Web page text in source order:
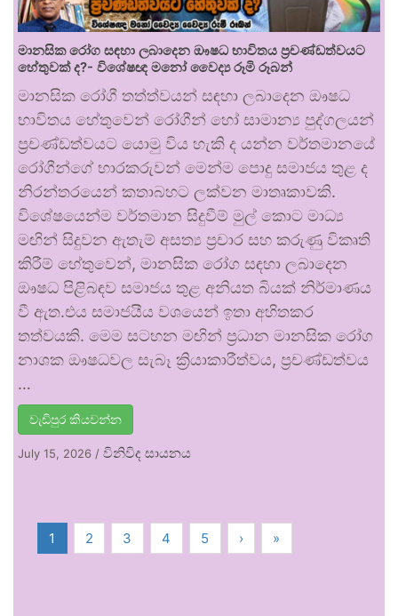
මානසික රෝග සඳහා ලබාදෙන ඖෂධ භාවිතය ප්‍රචණ්ඩත්වයට
හේතුවක් ද?- විශේෂඥ මනෝ වෛද්‍ය රූමි රූබන්
මානසික රෝගී තත්ත්වයන් සඳහා ලබාදෙන ඖෂධ
භාවිතය හේතුවෙන් රෝගීන් හෝ සාමාන්‍ය පුද්ගලයන්
ප්‍රචණ්ඩත්වයට යොමු විය හැකි ද යන්න වර්තමානයේ
රෝගීන්ගේ භාරකරුවන් මෙන්ම පොදු සමාජය තුළ ද
නිරන්තරයෙන් කතාබහට ලක්වන මාතෘකාවකි.
විශේෂයෙන්ම වර්තමාන සිදුවීම් මුල් කොට මාධ්‍ය
මඟින් සිදුවන ඇතැම් අසත්‍ය ප්‍රචාර සහ කරුණු විකෘති
කිරීම් හේතුවෙන්, මානසික රෝග සඳහා ලබාදෙන
ඖෂධ පිළිබඳව සමාජය තුළ අනියත බියක් නිර්මාණය
වී ඇත.එය සමාජයීය වශයෙන් ඉතා අහිතකර
තත්වයකි. මෙම සටහන මඟින් ප්‍රධාන මානසික රෝග
නාශක ඖෂධවල සැබෑ ක්‍රියාකාරීත්වය, ප්‍රචණ්ඩත්වය
…
වැඩිපුර කියවන්න
July 15, 2026 / විනිවිද සායනය
1 2 3 4 5 › »